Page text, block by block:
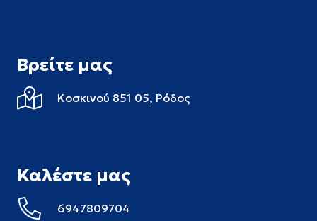
Βρείτε μας
Κοσκινού 851 05, Ρόδος
Καλέστε μας
6947809704